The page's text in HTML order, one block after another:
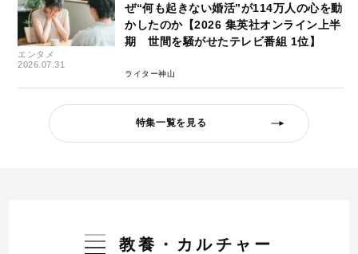
エンタメ
2026.07.31
ぜ“何も起きない婚活”が114万人の心を動
かしたのか【2026 集英社オンライン上半
期 世間を騒がせたテレビ番組 1位】
ライター神山
特集一覧を見る
教養・カルチャー